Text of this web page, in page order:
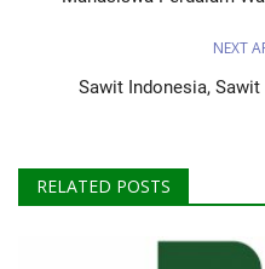
NEXT
Sawit Indonesia,
RELATED POSTS